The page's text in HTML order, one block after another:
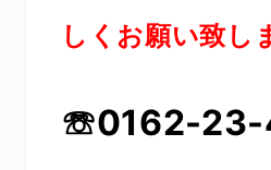
しくお願い致し
☏0162-